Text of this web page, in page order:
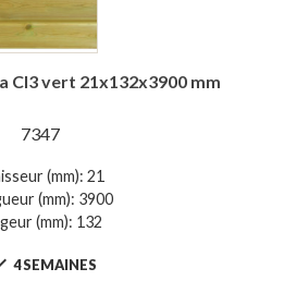
Cl3 vert 21x132x3900 mm
7347
(mm): 21
(mm): 3900
(mm): 132
4 SEMAINES